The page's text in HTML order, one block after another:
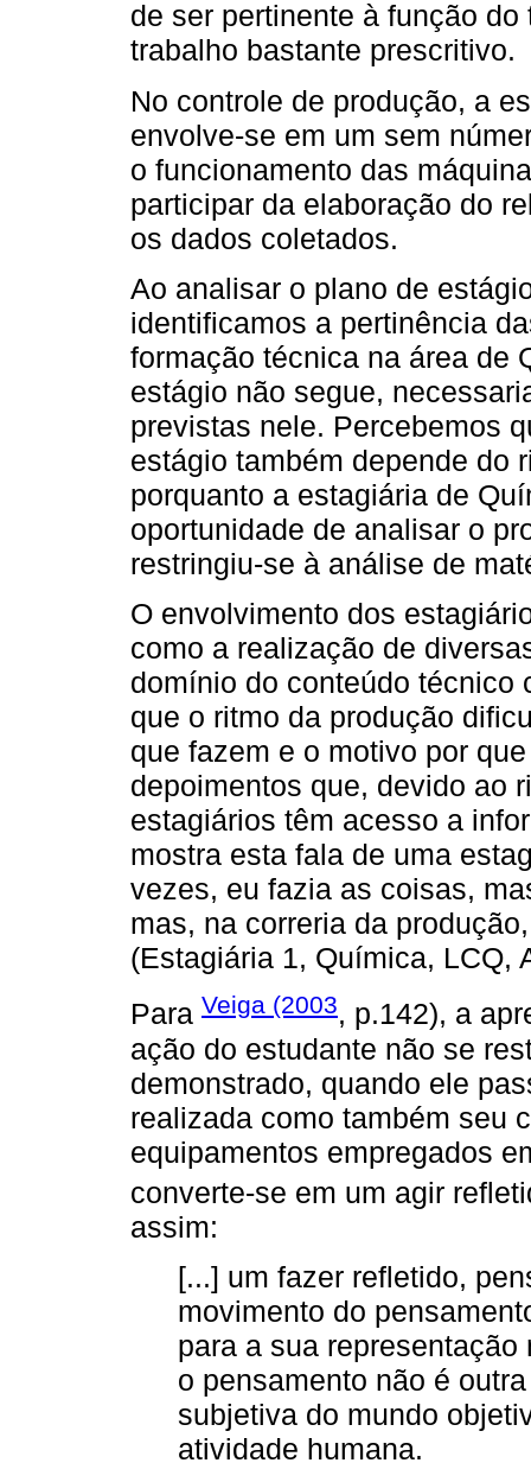
de ser pertinente à função
trabalho bastante prescritivo.
No controle de produção, a
envolve-se em um sem
o funcionamento das
participar da elaboração do
os dados coletados.
Ao analisar o plano de
identificamos a pertinência
formação técnica na área de
estágio não segue,
previstas nele. Percebemos
estágio também depende do
porquanto a estagiária de
oportunidade de analisar o
restringiu-se à análise de
O envolvimento dos
como a realização de
domínio do conteúdo técnico
que o ritmo da produção
que fazem e o motivo por
depoimentos que, devido ao
estagiários têm acesso a
mostra esta fala de uma
vezes, eu fazia as coisas,
mas, na correria da
(Estagiária 1, Química, LCQ,
Para Veiga (2003, p.142), a
ação do estudante não se
demonstrado, quando ele
realizada como também seu
equipamentos empregados
converte-se em um agir
assim:
[...] um fazer refletido,
movimento do
para a sua
o pensamento não é
subjetiva do mundo
atividade humana.